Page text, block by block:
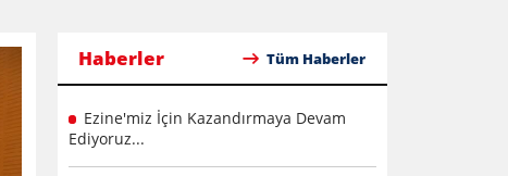
Haberler Tüm Haberler
Ezine'miz İçin Kazandırmaya Devam
Ediyoruz...